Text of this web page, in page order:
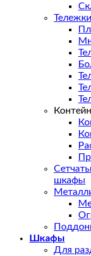
шкафы
Шкафы
Для